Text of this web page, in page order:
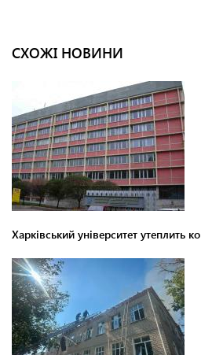
СХОЖІ НОВИНИ
Харківський університет утеплить